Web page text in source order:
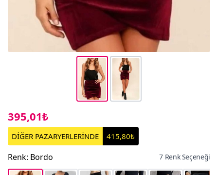
395,01₺
DİĞER PAZARYERLERİNDE 415,80₺
Renk: Bordo 7 Renk Seçeneği